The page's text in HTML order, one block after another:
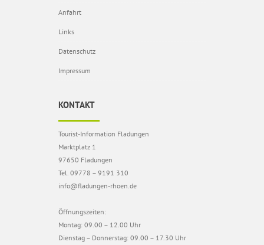
Anfahrt
Links
Datenschutz
Impressum
KONTAKT
Tourist-Information Fladungen
Marktplatz 1
97650 Fladungen
Tel. 09778 – 9191 310
info@fladungen-rhoen.de
Öffnungszeiten:
Montag: 09.00 – 12.00 Uhr
Dienstag – Donnerstag: 09.00 – 17.30 Uhr